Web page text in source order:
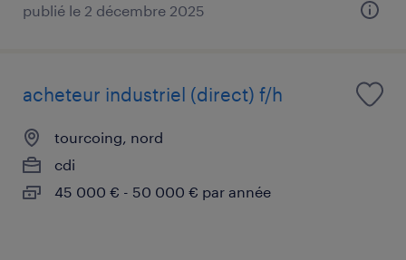
publié le 2 décembre 2025
acheteur industriel (direct) f/h
tourcoing, nord
cdi
45 000 € - 50 000 € par année